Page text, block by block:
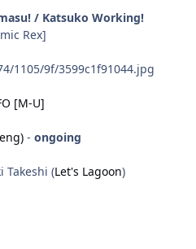
/ Katsuko Working!
Rex]
1105/9f/3599c1f91044.jpg
[M-U]
- ongoing
Takeshi (Let's Lagoon)